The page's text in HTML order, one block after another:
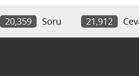
20,359 Soru 21,912